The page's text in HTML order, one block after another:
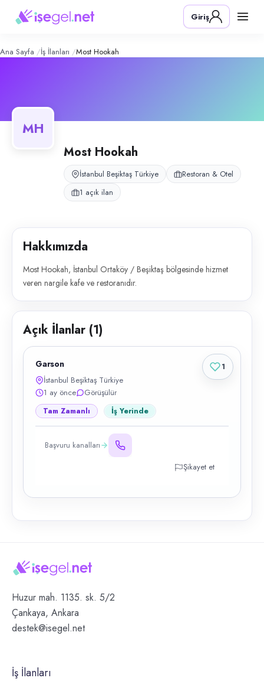
Hookah – Şirket Profili
Konum:
Most Hookah, İstanbul Ortaköy / Beşiktaş bölgesinde hizmet veren
Giriş
Ana Sayfa İş İlanları Most Hookah
MH
Most Hookah
İstanbul Beşiktaş Türkiye
Restoran & Otel
1 açık ilan
Hakkımızda
Most Hookah, İstanbul Ortaköy / Beşiktaş bölgesinde hizmet
veren nargile kafe ve restoranıdır.
Açık İlanlar (1)
Garson
İstanbul Beşiktaş Türkiye
1 ay önce
Görüşülür
Tam Zamanlı İş Yerinde
Başvuru kanalları
Şikayet et
1
Huzur mah. 1135. sk. 5/2
Çankaya, Ankara
destek@isegel.net
İş İlanları